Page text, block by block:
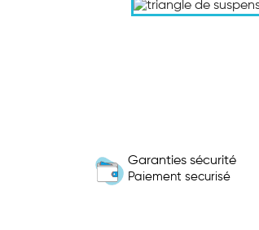
Garanties sécurité
Paiement securisé